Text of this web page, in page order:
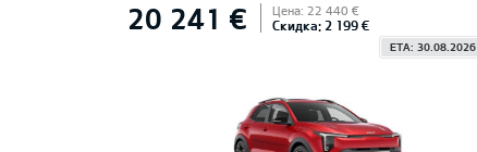
20 241 € Цена: 22 440 €
Скидка: 2 199 €
ETA: 30.08.2026